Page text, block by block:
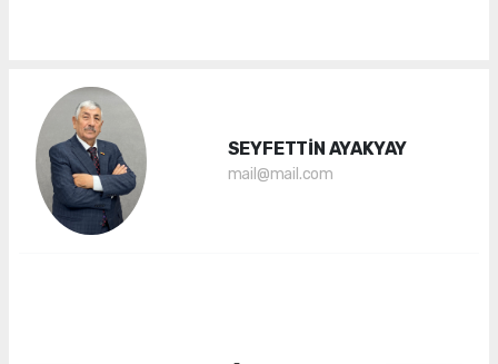
SEYFETTİN AYAKYAY
mail@mail.com